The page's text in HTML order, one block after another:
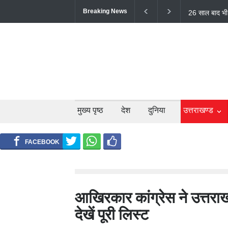
Breaking News
टिहरी में
लोगों की मौत;
मुख्य पृष्ठ देश दुनिया उत्तराखण्ड
आखिरकार कांग्रेस ने
देखें पूरी लिस्ट